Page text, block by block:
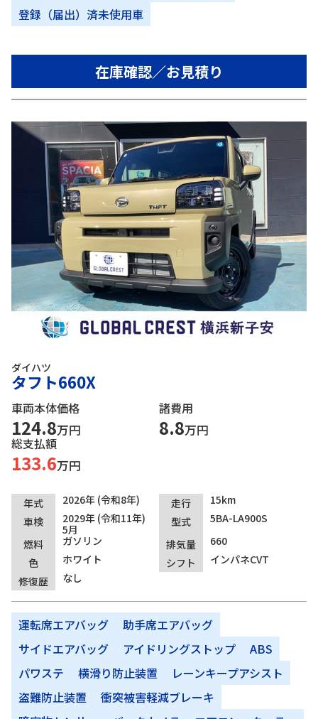
登録（届出）済未使用車
在庫確認／お見積り
ダイハツ
タフト660X
車両本体価格
124.8万円
諸費用
8.8万円
総支払額
133.6万円
年式 2026年 (令和8年) 走行
15km
車検
2029年 (令和11年)
5月
型式
5BA-LA900S
燃料
ガソリン 排気量
660
色
ホワイト シフト
インパネCVT
修復歴
なし
運転席エアバッグ
助手席エアバッグ
サイドエアバッグ
アイドリングストップ
ABS
パワステ
横滑り防止装置
レーンキープアシスト
盗難防止装置
衝突被害軽減ブレーキ